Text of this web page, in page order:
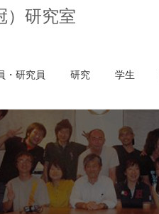
）研究室
・研究員 研究 学生